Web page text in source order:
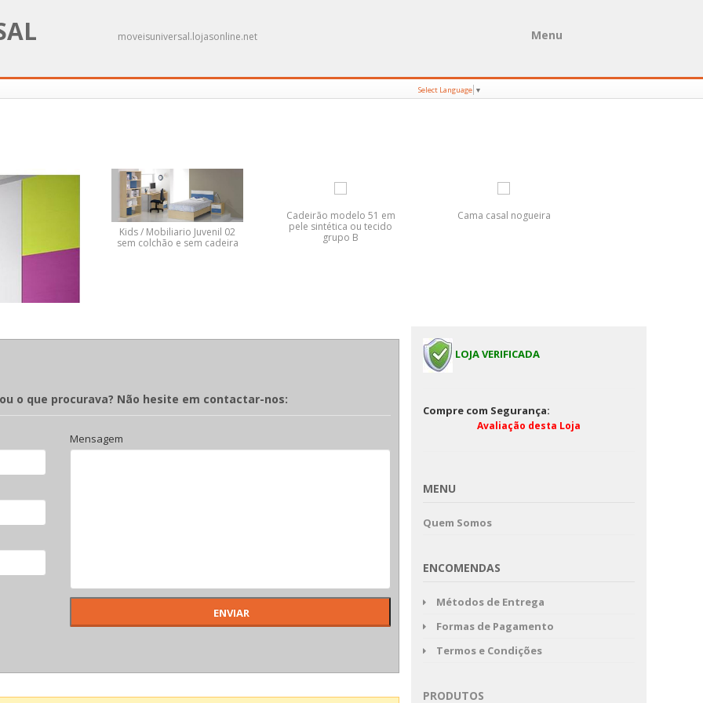
moveisuniversal.lojasonline.net Menu
Select Language ▼
Kids / Mobiliario Juvenil 02
sem colchão e sem cadeira
Cadeirão modelo 51 em
pele sintética ou tecido
grupo B
Cama casal nogueira
o que procurava? Não hesite em contactar-nos:
Mensagem
LOJA VERIFICADA
Compre com Segurança:
Avaliação desta Loja
MENU
Quem Somos
ENCOMENDAS
Métodos de Entrega
Formas de Pagamento
Termos e Condições
PRODUTOS